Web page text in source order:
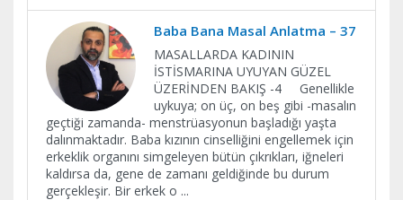
Baba Bana Masal Anlatma – 37
MASALLARDA KADININ
İSTİSMARINA UYUYAN GÜZEL
ÜZERİNDEN BAKIŞ -4 Genellikle
uykuya; on üç, on beş gibi -masalın
geçtiği zamanda- menstrüasyonun başladığı yaşta
dalınmaktadır. Baba kızının cinselliğini engellemek için
erkeklik organını simgeleyen bütün çıkrıkları, iğneleri
kaldırsa da, gene de zamanı geldiğinde bu durum
gerçekleşir. Bir erkek o ...